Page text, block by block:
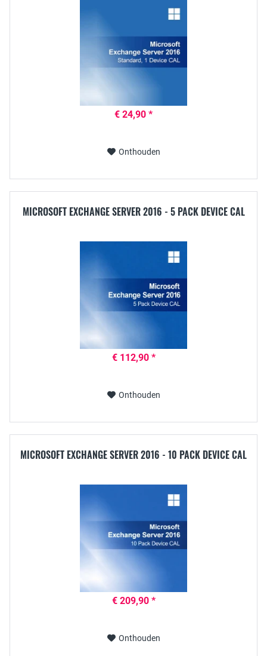
€ 24,90 *
Onthouden
MICROSOFT EXCHANGE SERVER 2016 - 5 PACK DEVICE CAL
€ 112,90 *
Onthouden
MICROSOFT EXCHANGE SERVER 2016 - 10 PACK DEVICE CAL
€ 209,90 *
Onthouden